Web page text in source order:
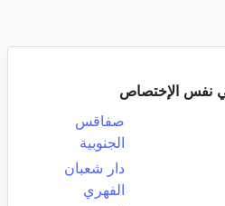
نفس الإختصاص
صفاقس
الجنوبية
دار شعبان
الفهري